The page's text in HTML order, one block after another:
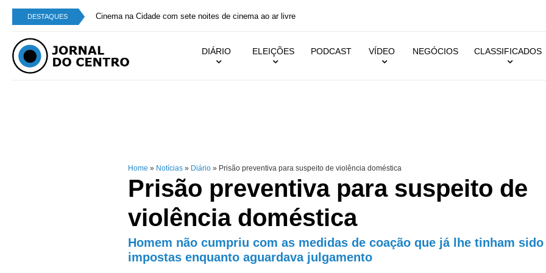
DESTAQUES Cinema na Cidade com sete noites de cinema ao ar livre
DIÁRIO ELEIÇÕES PODCAST VÍDEO NEGÓCIOS CLASSIFICADOS
Home » Notícias » Diário » Prisão preventiva para suspeito de violência doméstica
Prisão preventiva para suspeito de
violência doméstica
Homem não cumpriu com as medidas de coação que já lhe tinham sido
impostas enquanto aguardava julgamento